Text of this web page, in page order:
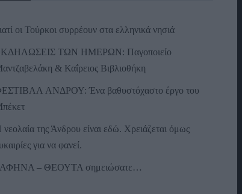
οι Τούρκοι συρρέουν στα ελληνικά νησιά
ΤΩΝ ΗΜΕΡΩΝ: Παγοποιείο
& Καΐρειος Βιβλιοθήκη
ΑΝΔΡΟΥ: Ένα βαθυστόχαστο έργο του
νεολαία της Άνδρου είναι εδώ. Χρειάζεται όμως
για να φανεί.
– ΘΕΟΥΤΑ σημειώσατε…